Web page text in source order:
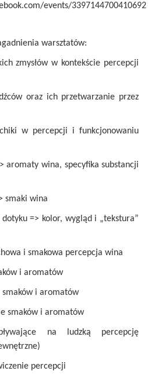
events/3397144700410692
warsztatów:
zmysłów w kontekście percepcji
oraz ich przetwarzanie przez
w percepcji i funkcjonowaniu
aromaty wina, specyfika substancji
smaki wina
dotyku => kolor, wygląd i „tekstura”
i smakowa percepcja wina
i aromatów
smaków i aromatów
smaków i aromatów
na ludzką percepcję
percepcji